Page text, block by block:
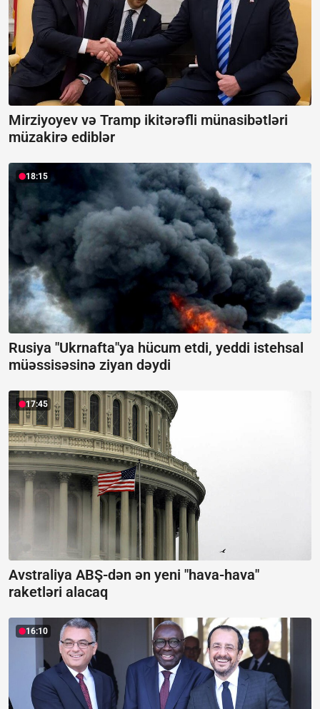
Mirziyoyev və Tramp ikitərəfli münasibətləri
müzakirə ediblər
18:15
Rusiya "Ukrnafta"ya hücum etdi, yeddi istehsal
müəssisəsinə ziyan dəydi
17:45
Avstraliya ABŞ-dən ən yeni "hava-hava"
raketləri alacaq
16:10